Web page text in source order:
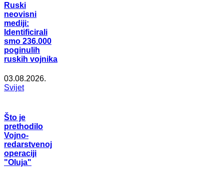
Ruski
neovisni
mediji:
Identificirali
smo 236.000
poginulih
ruskih vojnika
03.08.2026.
Svijet
Što je
prethodilo
Vojno-
redarstvenoj
operaciji
"Oluja"